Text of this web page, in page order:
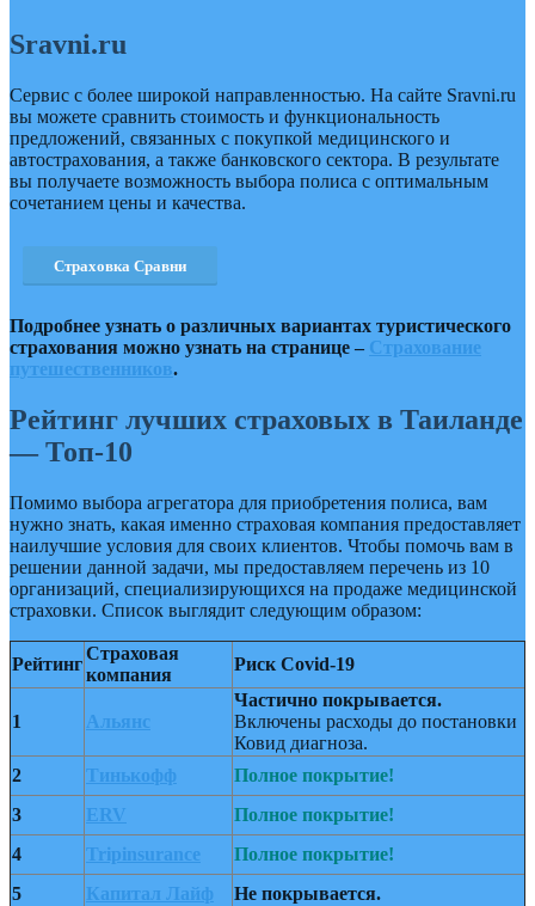
Sravni.ru
Сервис с более широкой направленностью. На сайте Sravni.ru
вы можете сравнить стоимость и функциональность
предложений, связанных с покупкой медицинского и
автострахования, а также банковского сектора. В результате
вы получаете возможность выбора полиса с оптимальным
сочетанием цены и качества.
Страховка Сравни
Подробнее узнать о различных вариантах туристического
страхования можно узнать на странице – Страхование
путешественников.
Рейтинг лучших страховых в Таиланде
— Топ-10
Помимо выбора агрегатора для приобретения полиса, вам
нужно знать, какая именно страховая компания предоставляет
наилучшие условия для своих клиентов. Чтобы помочь вам в
решении данной задачи, мы предоставляем перечень из 10
организаций, специализирующихся на продаже медицинской
страховки. Список выглядит следующим образом:
Рейтинг
Страховая
компания
Риск Covid-19
1 Альянс
Частично покрывается.
Включены расходы до постановки
Ковид диагноза.
2
Тинькофф
Полное покрытие!
3
ERV
Полное покрытие!
4
Tripinsurance
Полное покрытие!
5
Капитал Лайф Не покрывается.